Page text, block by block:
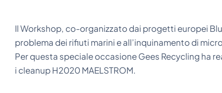
Il Workshop, co-organizzato dai progetti europei
problema dei rifiuti marini e all’inquinamento di
Per questa speciale occasione Gees Recycling ha
i cleanup H2020 MAELSTROM.